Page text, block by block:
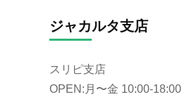
ジャカルタ支店
スリピ支店
OPEN:月〜金 10:00-18:00